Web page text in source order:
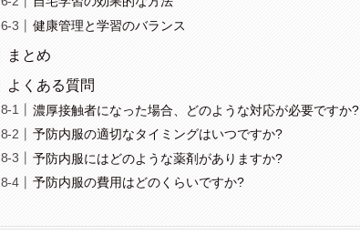
健康管理と学習のバランス
まとめ
よくある質問
濃厚接触者になった場合、どのような対応が必要ですか?
予防内服の適切なタイミングはいつですか?
予防内服にはどのような薬剤がありますか?
予防内服の費用はどのくらいですか?